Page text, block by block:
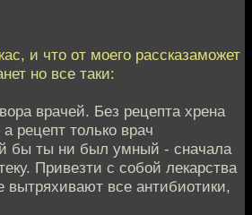
и что от моего рассказаможет
но все таки:
врачей. Без рецепта хрена
рецепт только врач
бы ты ни был умный - сначала
Привезти с собой лекарства
все антибиотики,